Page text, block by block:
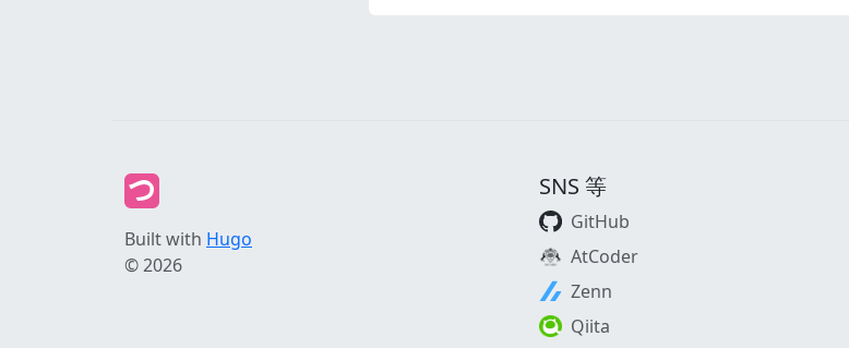
Built with Hugo
© 2026
SNS 等
GitHub
AtCoder
Zenn
Qiita